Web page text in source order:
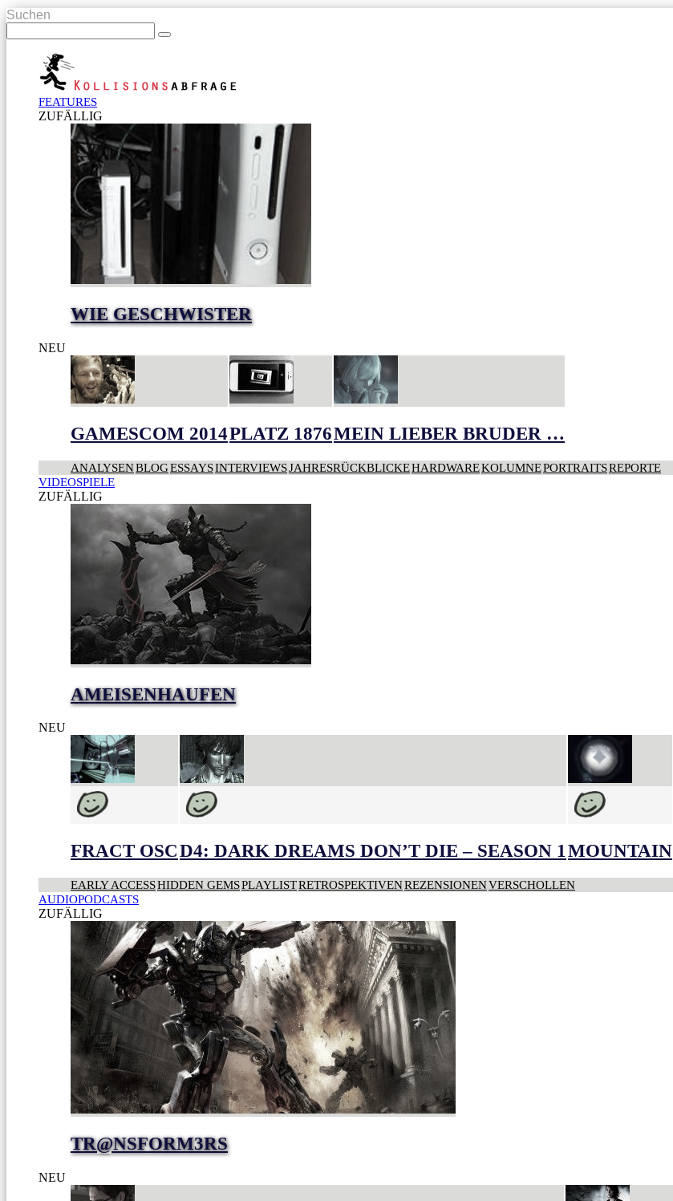
Suchen
FEATURES
ZUFÄLLIG
WIE GESCHWISTER
NEU
GAMESCOM 2014PLATZ 1876MEIN LIEBER BRUDER …
ANALYSENBLOGESSAYSINTERVIEWSJAHRESRÜCKBLICKEHARDWAREKOLUMNEPORTRAITSREPORTE
VIDEOSPIELE
ZUFÄLLIG
AMEISENHAUFEN
NEU
FRACT OSCD4: DARK DREAMS DON’T DIE – SEASON 1MOUNTAIN
EARLY ACCESSHIDDEN GEMSPLAYLISTRETROSPEKTIVENREZENSIONENVERSCHOLLEN
AUDIOPODCASTS
ZUFÄLLIG
TR@NSFORM3RS
NEU